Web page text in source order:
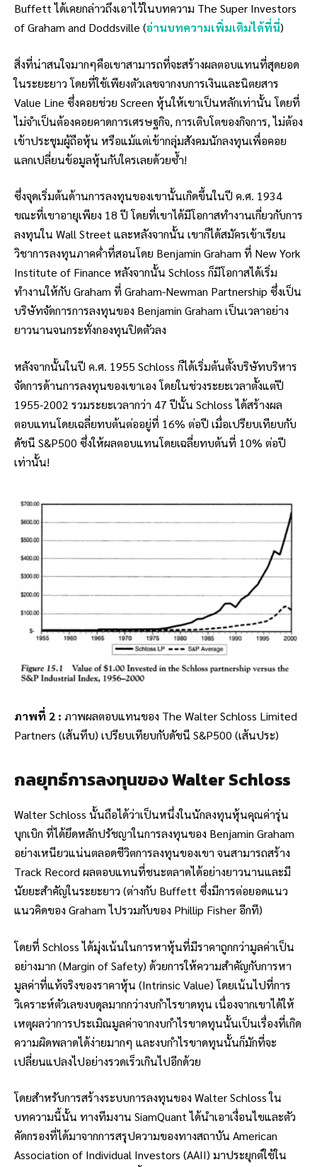
Buffett ได้เคยกล่าวถึงเอาไว้ในบทความ The Super Investors
of Graham and Doddsville (อ่านบทความเพิ่มเติมได้ที่นี่)
สิ่งที่น่าสนใจมากๆคือเขาสามารถที่จะสร้างผลตอบแทนที่สุดยอด
ในระยะยาว โดยที่ใช้เพียงตัวเลขจากงบการเงินและนิตยสาร
Value Line ซึ่งคอยช่วย Screen หุ้นให้เขาเป็นหลักเท่านั้น โดยที่
ไม่จำเป็นต้องคอยคาดการเศรษฐกิจ, การเติบโตของกิจการ, ไม่ต้อง
เข้าประชุมผู้ถือหุ้น หรือแม้แต่เข้ากลุ่มสังคมนักลงทุนเพื่อคอย
แลกเปลี่ยนข้อมูลหุ้นกับใครเลยด้วยซ้ำ!
ซึ่งจุดเริ่มต้นด้านการลงทุนของเขานั้นเกิดขึ้นในปี ค.ศ. 1934
ขณะที่เขาอายุเพียง 18 ปี โดยที่เขาได้มีโอกาสทำงานเกี่ยวกับการ
ลงทุนใน Wall Street และหลังจากนั้น เขาก็ได้สมัครเข้าเรียน
วิชาการลงทุนภาคค่ำที่สอนโดย Benjamin Graham ที่ New York
Institute of Finance หลังจากนั้น Schloss ก็มีโอกาสได้เริ่ม
ทำงานให้กับ Graham ที่ Graham-Newman Partnership ซึ่งเป็น
บริษัทจัดการการลงทุนของ Benjamin Graham เป็นเวลาอย่าง
ยาวนานจนกระทั่งกองทุนปิดตัวลง
หลังจากนั้นในปี ค.ศ. 1955 Schloss ก็ได้เริ่มต้นตั้งบริษัทบริหาร
จัดการด้านการลงทุนของเขาเอง โดยในช่วงระยะเวลาตั้งแต่ปี
1955-2002 รวมระยะเวลากว่า 47 ปีนั้น Schloss ได้สร้างผล
ตอบแทนโดยเฉลี่ยทบต้นต่ออยู่ที่ 16% ต่อปี เมื่อเปรียบเทียบกับ
ดัชนี S&P500 ซึ่งให้ผลตอบแทนโดยเฉลี่ยทบต้นที่ 10% ต่อปี
เท่านั้น!
ภาพที่ 2 : ภาพผลตอบแทนของ The Walter Schloss Limited
Partners (เส้นทึบ) เปรียบเทียบกับดัชนี S&P500 (เส้นประ)
กลยุทธ์การลงทุนของ Walter Schloss
Walter Schloss นั้นถือได้ว่าเป็นหนึ่งในนักลงทุนหุ้นคุณค่ารุ่น
บุกเบิก ที่ได้ยึดหลักปรัชญาในการลงทุนของ Benjamin Graham
อย่างเหนียวแน่นตลอดชีวิตการลงทุนของเขา จนสามารถสร้าง
Track Record ผลตอบแทนที่ชนะตลาดได้อย่างยาวนานและมี
นัยยะสำคัญในระยะยาว (ต่างกับ Buffett ซึ่งมีการต่อยอดแนว
แนวคิดของ Graham ไปรวมกับของ Phillip Fisher อีกที)
โดยที่ Schloss ได้มุ่งเน้นในการหาหุ้นที่มีราคาถูกกว่ามูลค่าเป็น
อย่างมาก (Margin of Safety) ด้วยการให้ความสำคัญกับการหา
มูลค่าที่แท้จริงของราคาหุ้น (Intrinsic Value) โดยเน้นไปที่การ
วิเคราะห์ตัวเลขงบดุลมากกว่างบกำไรขาดทุน เนื่องจากเขาได้ให้
เหตุผลว่าการประเมิณมูลค่าจากงบกำไรขาดทุนนั้นเป็นเรื่องที่เกิด
ความผิดพลาดได้ง่ายมากๆ และงบกำไรขาดทุนนั้นก็มักที่จะ
เปลี่ยนแปลงไปอย่างรวดเร็วเกินไปอีกด้วย
โดยสำหรับการสร้างระบบการลงทุนของ Walter Schloss ใน
บทความนี้นั้น ทางทีมงาน SiamQuant ได้นำเอาเงื่อนไขและตัว
คัดกรองที่ได้มาจากการสรุปความของทางสถาบัน American
Association of Individual Investors (AAII) มาประยุกต์ใช้ใน